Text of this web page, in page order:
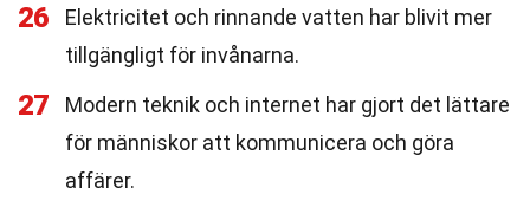
26
Elektricitet och rinnande vatten har blivit mer
tillgängligt för invånarna.
27
Modern teknik och internet har gjort det lättare
för människor att kommunicera och göra
affärer.